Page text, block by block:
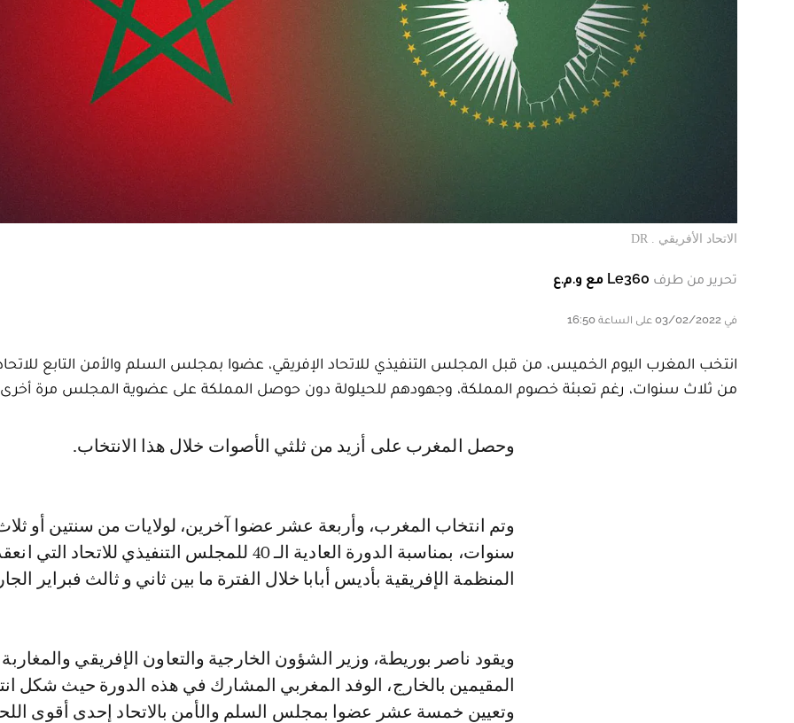
الاتحاد الأفريقي . DR
تحرير من طرف Le360 مع و.م.ع
في 03/02/2022 على الساعة 16:50
انتخب المغرب اليوم الخميس، من قبل المجلس التنفيذي للاتحاد الإفريقي، عضوا بمجلس السلم والأمن التابع للاتحاد
من ثلاث سنوات، رغم تعبئة خصوم المملكة، وجهودهم للحيلولة دون حوصل المملكة على عضوية المجلس مرة
وحصل المغرب على أزيد من ثلثي الأصوات خلال هذا الانتخاب.
وتم انتخاب المغرب، وأربعة عشر عضوا آخرين، لولايات من سنتين أو
سنوات، بمناسبة الدورة العادية الـ 40 للمجلس التنفيذي للاتحاد
المنظمة الإفريقية بأديس أبابا خلال الفترة ما بين ثاني و ثالث فبراير
ويقود ناصر بوريطة، وزير الشؤون الخارجية والتعاون الإفريقي والمغاربة
المقيمين بالخارج، الوفد المغربي المشارك في هذه الدورة حيث شكل
وتعيين خمسة عشر عضوا بمجلس السلم والأمن بالاتحاد إحدى أقوى